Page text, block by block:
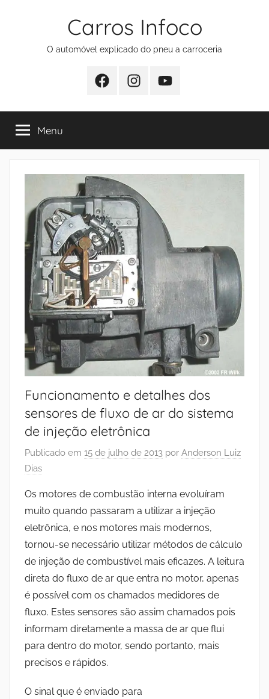
Carros Infoco
O automóvel explicado do pneu a carroceria
FacebookInstagramYoutube
Menu
Funcionamento e detalhes dos
sensores de fluxo de ar do sistema
de injeção eletrônica
Publicado em 15 de julho de 2013 por Anderson Luiz
Dias
Os motores de combustão interna evoluíram
muito quando passaram a utilizar a injeção
eletrônica, e nos motores mais modernos,
tornou-se necessário utilizar métodos de cálculo
de injeção de combustível mais eficazes. A leitura
direta do fluxo de ar que entra no motor, apenas
é possível com os chamados medidores de
fluxo. Estes sensores são assim chamados pois
informam diretamente a massa de ar que flui
para dentro do motor, sendo portanto, mais
precisos e rápidos.
O sinal que é enviado para